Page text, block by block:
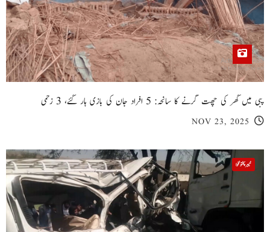
پبی میں گھر کی چھت گرنے کا سانحہ: 5 افراد جان کی بازی ہار گئے، 3 زخمی
NOV 23, 2025
خیبر پختونخوا